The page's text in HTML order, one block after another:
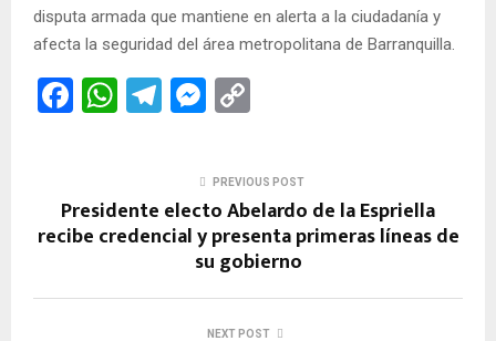
disputa armada que mantiene en alerta a la ciudadanía y
afecta la seguridad del área metropolitana de Barranquilla.
F
b
o
k
W
s
A
p
T
gr
a
M
se
n
g
er
py
Li
n
k
PREVIOUS POST
Presidente electo Abelardo de la Espriella
recibe credencial y presenta primeras líneas de
su gobierno
NEXT POST